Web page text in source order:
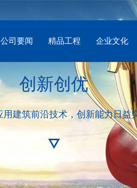
企业文化
精品工程
公司要闻
创新创优
用建筑前沿技术，创新能力日益